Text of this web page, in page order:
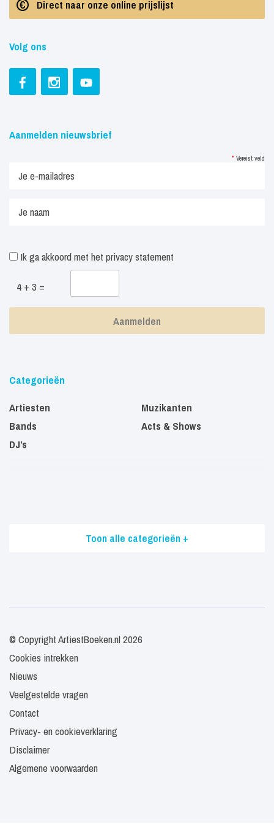
Direct naar onze online prijslijst
Volg ons
Aanmelden nieuwsbrief
* Vereist veld
Ik ga akkoord met het privacy statement
4 + 3 =
Categorieën
Artiesten
Bands
DJ’s
Muzikanten
Acts & Shows
Toon alle categorieën +
© Copyright ArtiestBoeken.nl 2026
Cookies intrekken
Nieuws
Veelgestelde vragen
Contact
Privacy- en cookieverklaring
Disclaimer
Algemene voorwaarden